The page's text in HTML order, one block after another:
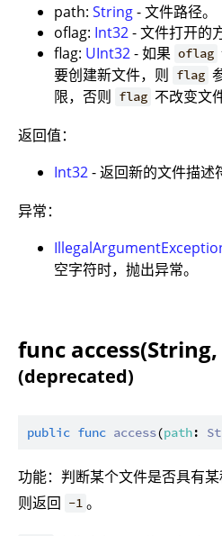
path: String- 文件路径。
oflag: Int32- 文件打开的
flag: UInt32- 如果 oflag
要创建新文件，则 flag
限，否则 flag 不改变文
返回值：
Int32- 返回新的文件描述
异常：
空字符时，抛出异常。
func
(deprecated)
public func access(path:
功能：判断某个文件是否具有
则返回 -1 。